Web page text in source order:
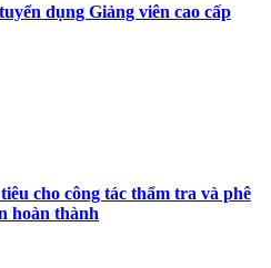
dụng Giảng viên cao cấp
cho công tác thẩm tra và phê
hoàn thành